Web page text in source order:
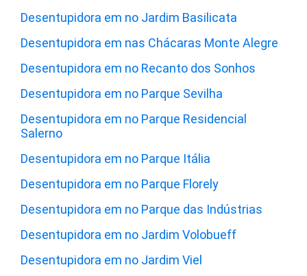
Desentupidora em no Jardim Basilicata
Desentupidora em nas Chácaras Monte Alegre
Desentupidora em no Recanto dos Sonhos
Desentupidora em no Parque Sevilha
Desentupidora em no Parque Residencial
Salerno
Desentupidora em no Parque Itália
Desentupidora em no Parque Florely
Desentupidora em no Parque das Indústrias
Desentupidora em no Jardim Volobueff
Desentupidora em no Jardim Viel